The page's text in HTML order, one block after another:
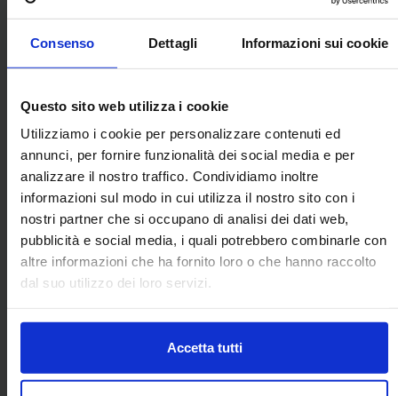
Consenso Dettagli Informazioni sui cookie
Questo sito web utilizza i cookie
Utilizziamo i cookie per personalizzare contenuti ed
annunci, per fornire funzionalità dei social media e per
analizzare il nostro traffico. Condividiamo inoltre
informazioni sul modo in cui utilizza il nostro sito con i
nostri partner che si occupano di analisi dei dati web,
pubblicità e social media, i quali potrebbero combinarle con
altre informazioni che ha fornito loro o che hanno raccolto
dal suo utilizzo dei loro servizi.
Accetta tutti
sistema di governo
InteGRa.MTO | Precisione chirurgica e controllo
totale sui costi di commessa